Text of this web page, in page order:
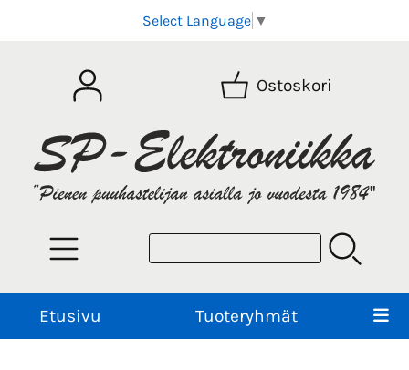
Select Language ▼
Ostoskori
Etusivu Tuoteryhmät